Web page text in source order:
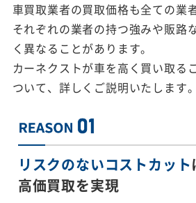
車買取業者の買取価格も全ての業
それぞれの業者の持つ強みや販路
く異なることがあります。
カーネクストが車を高く買い取る
ついて、詳しくご説明いたします。
リスクのないコストカット
高価買取を実現